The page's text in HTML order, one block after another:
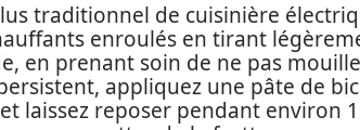
traditionnel de cuisinière
enroulés en tirant
en prenant soin de ne pas
appliquez une pâte de
laissez reposer pendant environ